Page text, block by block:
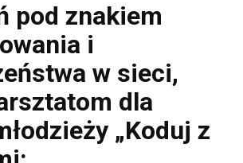
pod znakiem
i
w sieci,
dla
„Koduj z